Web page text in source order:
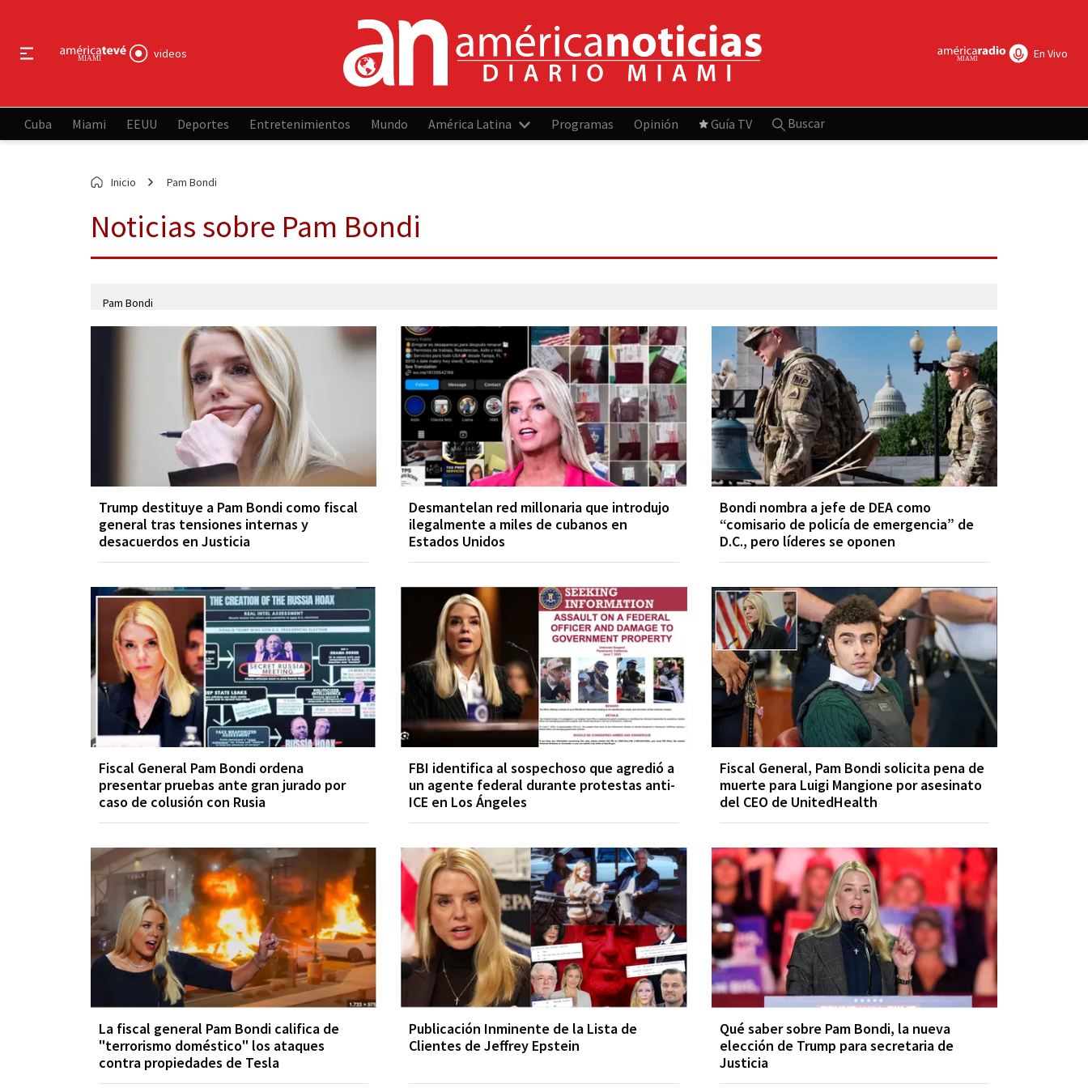
videos En Vivo
Cuba Miami EEUU Deportes Entretenimientos Mundo América Latina Programas Opinión Guía TV Buscar
Inicio Pam Bondi
Noticias sobre Pam Bondi
Pam Bondi
Trump destituye a Pam Bondi como fiscal
general tras tensiones internas y
desacuerdos en Justicia
Desmantelan red millonaria que introdujo
ilegalmente a miles de cubanos en
Estados Unidos
Bondi nombra a jefe de DEA como
“comisario de policía de emergencia” de
D.C., pero líderes se oponen
Fiscal General Pam Bondi ordena
presentar pruebas ante gran jurado por
caso de colusión con Rusia
FBI identifica al sospechoso que agredió a
un agente federal durante protestas anti-
ICE en Los Ángeles
Fiscal General, Pam Bondi solicita pena de
muerte para Luigi Mangione por asesinato
del CEO de UnitedHealth
La fiscal general Pam Bondi califica de
"terrorismo doméstico" los ataques
contra propiedades de Tesla
Publicación Inminente de la Lista de
Clientes de Jeffrey Epstein
Qué saber sobre Pam Bondi, la nueva
elección de Trump para secretaria de
Justicia